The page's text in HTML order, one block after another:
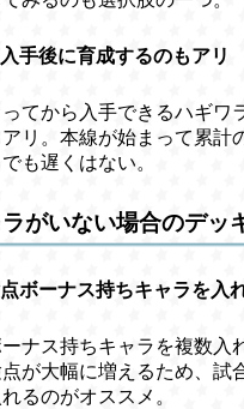
手後に育成するのもアリ
てから入手できるハギワ
リ。本線が始まって累計
も遅くはない。
がいない場合のデッ
ボーナス持ちキャラを入
ナス持ちキャラを複数入
が大幅に増えるため、試
るのがオススメ。